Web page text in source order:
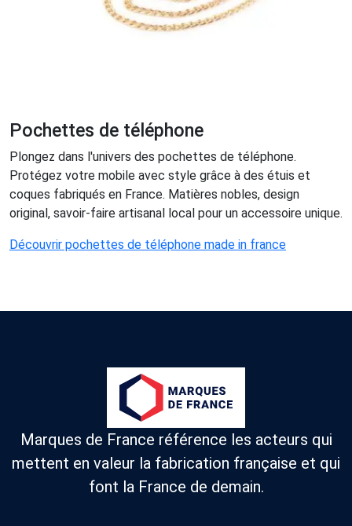
Pochettes de téléphone
Plongez dans l'univers des pochettes de téléphone.
Protégez votre mobile avec style grâce à des étuis et
coques fabriqués en France. Matières nobles, design
original, savoir-faire artisanal local pour un accessoire unique.
Découvrir pochettes de téléphone made in france
Marques de France référence les acteurs qui
mettent en valeur la fabrication française et qui
font la France de demain.